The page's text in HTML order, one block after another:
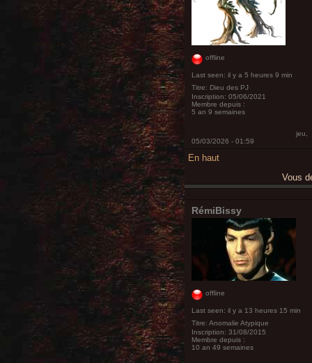
offline
Last seen: il y a 5 heures 9 min
Titre: Dieu des PJ
Inscription: 05/06/2021
Membre depuis :
5 an 9 semaines
jeu,
05/03/2026 - 01:59
En haut
Vous
RémiBissy
offline
Last seen: il y a 13 heures 15 min
Titre: Anomalie Atypique
Inscription: 31/08/2015
Membre depuis :
10 an 49 semaines